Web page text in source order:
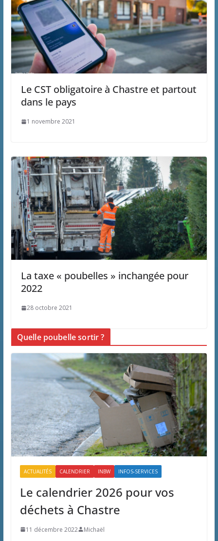
Le CST obligatoire à Chastre et partout
dans le pays
1 novembre 2021
La taxe « poubelles » inchangée pour
2022
28 octobre 2021
Quelle poubelle sortir ?
ACTUALITÉS CALENDRIER INBW INFOS-SERVICES
Le calendrier 2026 pour vos
déchets à Chastre
11 décembre 2022 Michaël